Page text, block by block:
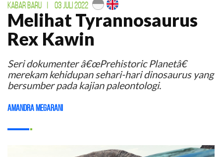
KABAR BARU 03 JULI 2022
Melihat Tyrannosaurus
Rex Kawin
Seri dokumenter â€œPrehistoric Planetâ€
merekam kehidupan sehari-hari dinosaurus yang
bersumber pada kajian paleontologi.
Amandra Megarani